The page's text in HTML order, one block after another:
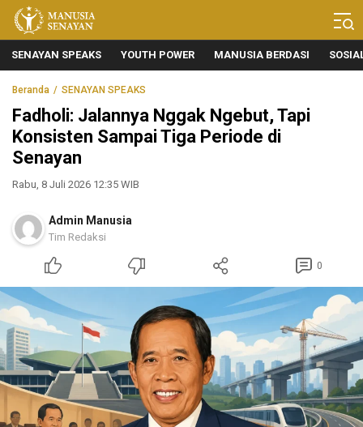
Manusia Senayan
Manusia Bicara, Senayan Bersuara
SENAYAN SPEAKS YOUTH POWER MANUSIA BERDASI
Beranda SENAYAN SPEAKS
Fadholi: Jalannya Nggak Ngebut, Tapi
Konsisten Sampai Tiga Periode di
Senayan
Rabu, 8 Juli 2026 12:35 WIB
Admin Manusia
Tim Redaksi
0